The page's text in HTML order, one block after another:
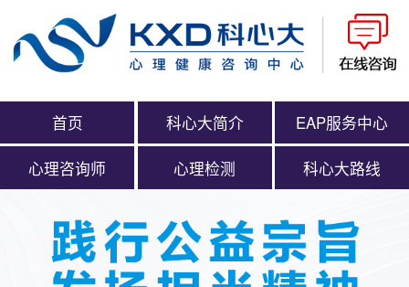
首页 科心大简介 EAP服务中心
心理咨询师 心理检测 科心大路线